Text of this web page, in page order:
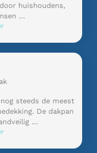
huishoudens,
…
steeds de meest
De dakpan
…